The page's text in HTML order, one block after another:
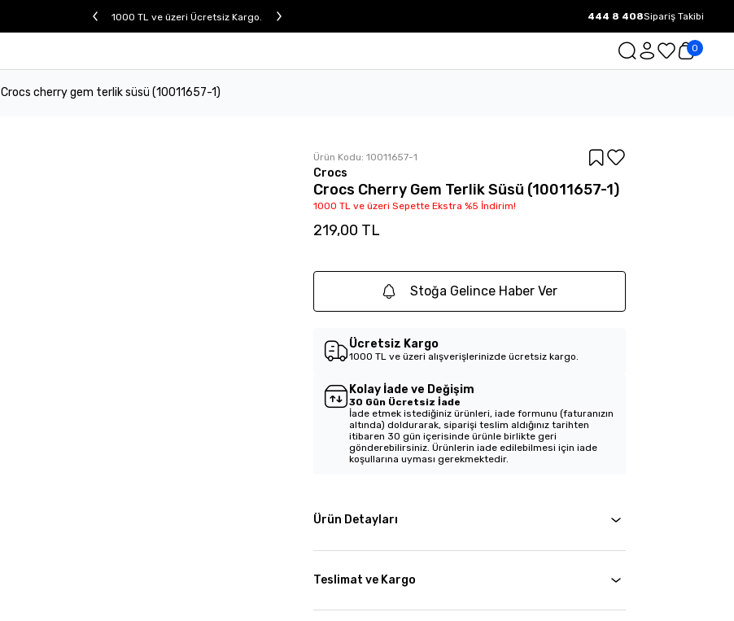
1000 TL ve üzeri Ücretsiz Kargo. 1000 TL ve üzeri Ücretsiz Kargo.
444 8 408Sipariş Takibi
0
Crocs cherry gem terlik süsü (10011657-1)
Ürün Kodu: 10011657-1
Crocs
Crocs Cherry Gem Terlik Süsü (10011657-1)
1000 TL ve üzeri Sepette Ekstra %5 İndirim!
219,00 TL
Stoğa Gelince Haber Ver
Ücretsiz Kargo
1000 TL ve üzeri alışverişlerinizde ücretsiz kargo.
Kolay İade ve Değişim
30 Gün Ücretsiz İade
İade etmek istediğiniz ürünleri, iade formunu (faturanızın
altında) doldurarak, siparişi teslim aldığınız tarihten
itibaren 30 gün içerisinde ürünle birlikte geri
gönderebilirsiniz. Ürünlerin iade edilebilmesi için iade
koşullarına uyması gerekmektedir.
Ürün Detayları
Teslimat ve Kargo